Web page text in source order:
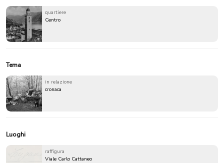
quartiere
Centro
Tema
in relazione
cronaca
Luoghi
raffigura
Viale Carlo Cattaneo